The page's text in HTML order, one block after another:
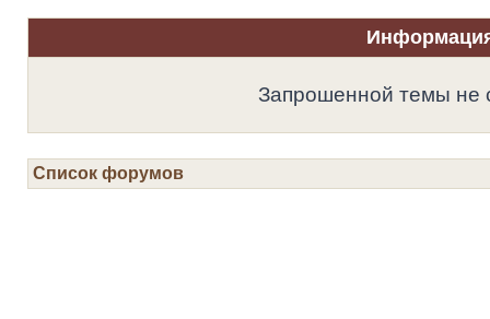
Запрошенной темы не
Список форумов